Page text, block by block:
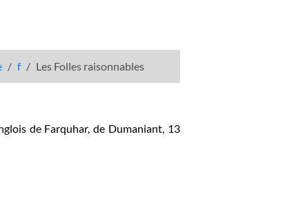
f Les Folles raisonnables
de Farquhar, de Dumaniant, 13